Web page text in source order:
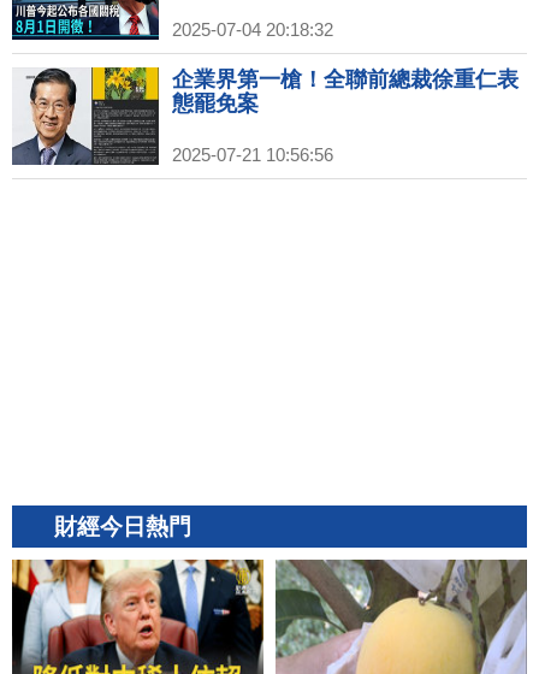
2025-07-04 20:18:32
企業界第一槍！全聯前總裁徐重仁表
態罷免案
2025-07-21 10:56:56
財經今日熱門